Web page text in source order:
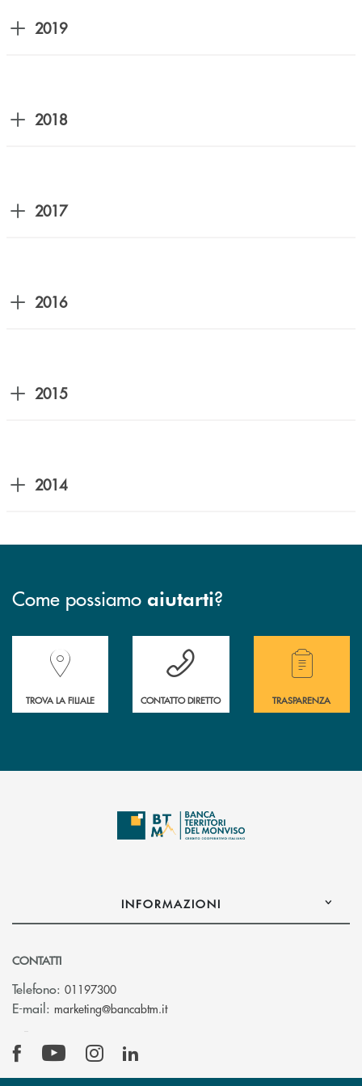
2019
2018
2017
2016
2015
2014
Come possiamo aiutarti?
Accedi all' elenco completo delle filiali della Banca.
TROVA LA FILIALE
Hai bisogno di assistenza immediata?
CONTATTO DIRETTO
Hai bisogno di
TRASPARENZA
INFORMAZIONI
CONTATTI
Telefono: 01197300
E-mail: marketing@bancabtm.it(si apre l’app di posta elettronica)